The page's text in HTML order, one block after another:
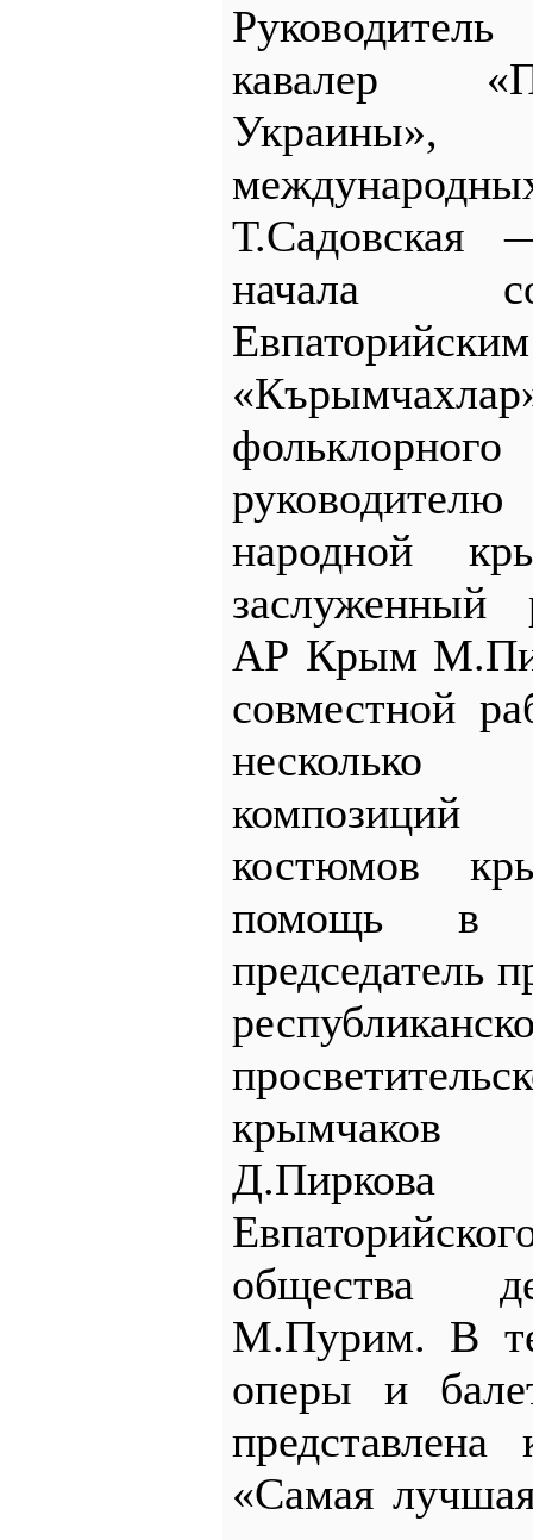
кавалер
Украины»,
Т.Садовская
начала
народной
заслуженный
АР Крым
совместной
несколько
костюмов
помощь в
председатель
крымчаков
Д.Пиркова
общества
М.Пурим. В
оперы и
«Самая